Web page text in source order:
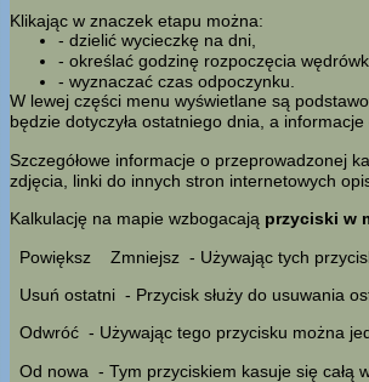
Klikając w znaczek etapu można:
- dzielić wycieczkę na dni,
- określać godzinę rozpoczęcia
- wyznaczać czas odpoczynku.
W lewej części menu wyświetlane są
będzie dotyczyła ostatniego dnia, a
Szczegółowe informacje o przeprowadzonej
zdjęcia, linki do innych stron internetowych
Kalkulację na mapie wzbogacają przyciski w
Powiększ
Zmniejsz - Używając tych
Usuń ostatni - Przycisk służy do usuwania
Odwróć - Używając tego przycisku można
Od nowa - Tym przyciskiem kasuje się całą